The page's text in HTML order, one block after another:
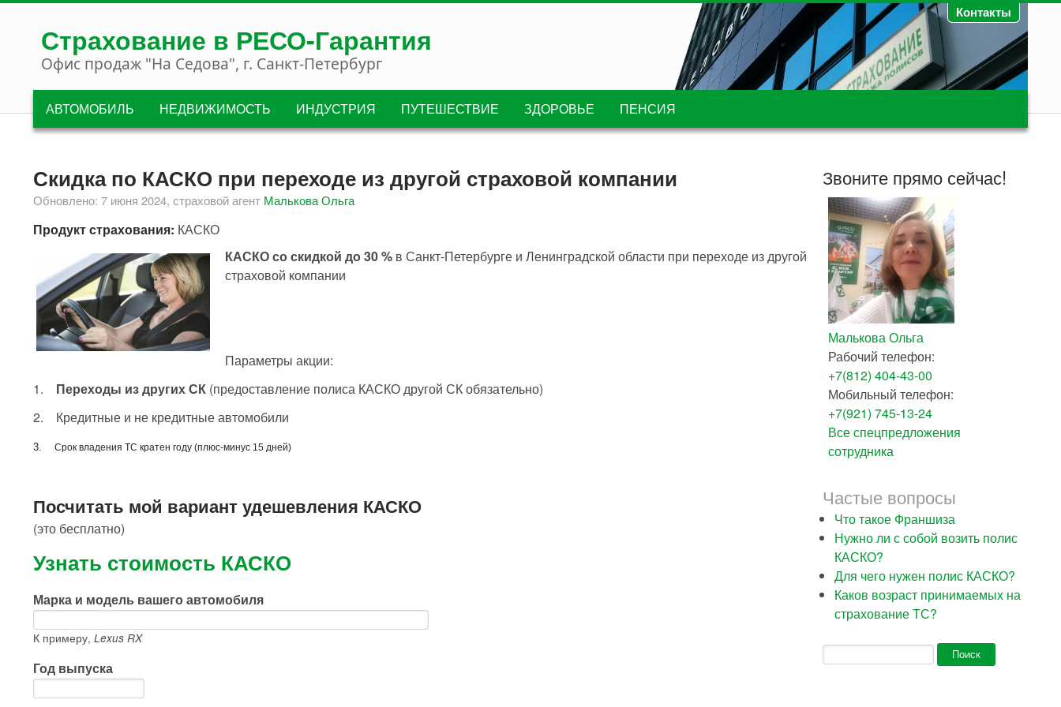
Перейти к основному содержанию Контакты
Страхование в РЕСО-Гарантия
Офис продаж "На Седова", г. Санкт-Петербург
АВТОМОБИЛЬ НЕДВИЖИМОСТЬ ИНДУСТРИЯ ПУТЕШЕСТВИЕ ЗДОРОВЬЕ ПЕНСИЯ
Скидка по КАСКО при переходе из другой страховой компании
Обновлено: 7 июня 2024, страховой агент Малькова Ольга
Продукт страхования: КАСКО
КАСКО со скидкой до 30 % в Санкт-Петербурге и Ленинградской области при переходе из другой
страховой компании
Параметры акции:
1. Переходы из других СК (предоставление полиса КАСКО другой СК обязательно)
2. Кредитные и не кредитные автомобили
3. Срок владения ТС кратен году (плюс-минус 15 дней)
Посчитать мой вариант удешевления КАСКО
(это бесплатно)
Узнать стоимость КАСКО
Марка и модель вашего автомобиля
К примеру, Lexus RX
Год выпуска
Звоните прямо сейчас!
Малькова Ольга
Рабочий телефон:
+7(812) 404-43-00
Мобильный телефон:
+7(921) 745-13-24
Все спецпредложения
сотрудника
Частые вопросы
Что такое Франшиза
Нужно ли с собой возить полис
КАСКО?
Для чего нужен полис КАСКО?
Каков возраст принимаемых на
страхование ТС?
Форма поиска
Поиск